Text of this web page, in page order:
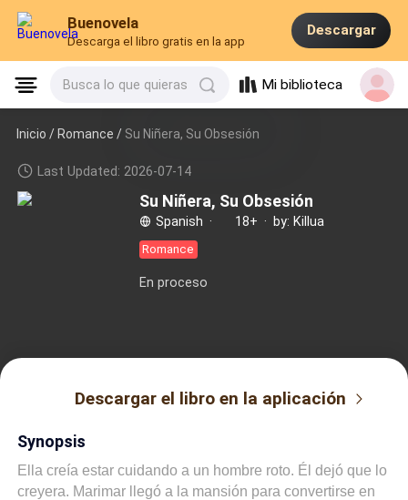
Buenovela
Descarga el libro gratis en la app
Descargar
Busca lo que quieras Mi biblioteca
Inicio /Romance / Su Niñera, Su Obsesión
Last Updated: 2026-07-14
Su Niñera, Su Obsesión
Spanish · 18+ · by: Killua
Romance
En proceso
Descargar el libro en la aplicación
Synopsis
Ella creía estar cuidando a un hombre roto. Él dejó que lo
creyera. Marimar llegó a la mansión para convertirse en